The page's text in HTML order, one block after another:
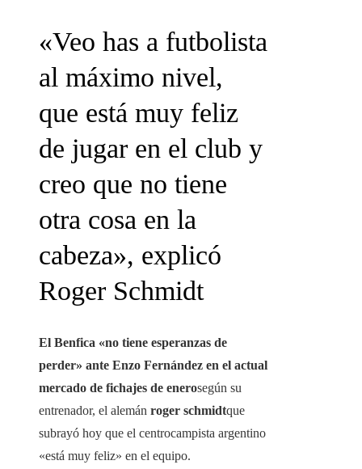
«Veo has a futbolista
al máximo nivel,
que está muy feliz
de jugar en el club y
creo que no tiene
otra cosa en la
cabeza», explicó
Roger Schmidt
El Benfica «no tiene esperanzas de
perder» ante Enzo Fernández en el actual
mercado de fichajes de enerosegún su
entrenador, el alemán roger schmidtque
subrayó hoy que el centrocampista argentino
«está muy feliz» en el equipo.